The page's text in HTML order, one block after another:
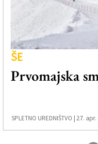
ŠE
Prvomajska
SPLETNO UREDNIŠTVO | 27.